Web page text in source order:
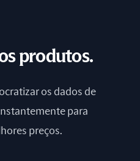
produtos.
os dados de
para
preços.